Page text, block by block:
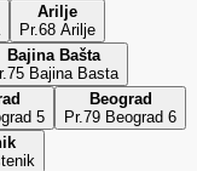
Arilje
Pr.68 Arilje
Bajina Bašta
Bajina Basta
5
Beograd
Pr.79 Beograd 6